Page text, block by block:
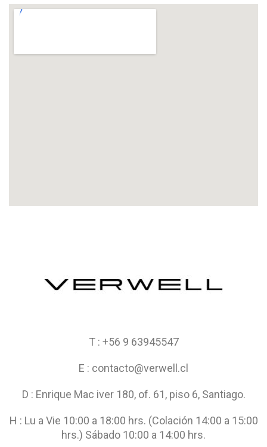
T : +56 9 63945547
E : contacto@verwell.cl
D : Enrique Mac iver 180, of. 61, piso 6, Santiago.
H : Lu a Vie 10:00 a 18:00 hrs. (Colación 14:00 a 15:00
hrs.) Sábado 10:00 a 14:00 hrs.